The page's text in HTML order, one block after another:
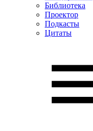
Библиотека
Проектор
Подкасты
Цитаты